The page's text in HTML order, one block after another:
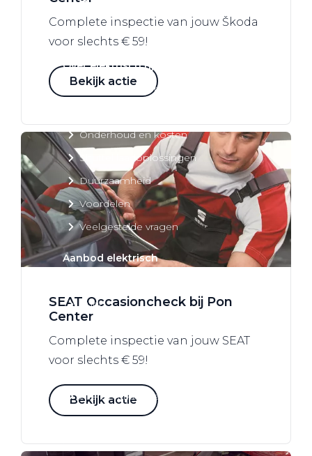
Terug
Over elektrisch rijden
Over elektrisch rijden
Onderhoud en kosten
Shuttel laadoplossingen
Duurzaamheid
Voordelen
Veelgestelde vragen
Aanbod elektrisch
Audi
Alle elektrische auto's
Complete inspectie van jouw Škoda
voor slechts € 59!
Bekijk actie
SEAT Occasioncheck bij Pon
Center
Complete inspectie van jouw SEAT
voor slechts € 59!
Bekijk actie